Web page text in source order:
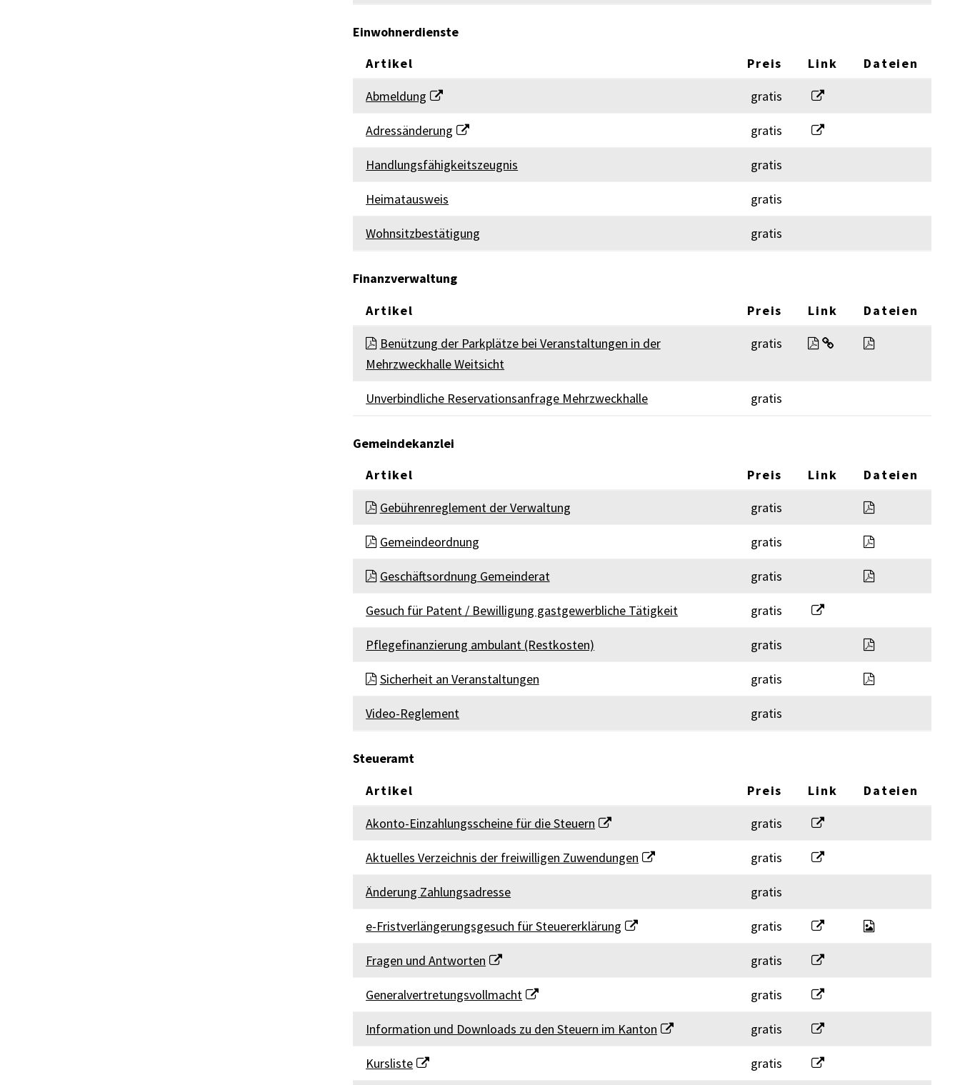
Einwohnerdienste
EINWOHNERDIENSTE
Artikel Preis Link
Dateien
Abmeldung
gratis Abmeldung
Adressänderung gratis Adressänderung
Handlungsfähigkeitszeugnis gratis
Heimatausweis gratis
Wohnsitzbestätigung gratis
Finanzverwaltung
FINANZVERWALTUNG
Artikel Preis Link
Dateien
Benützung der Parkplätze bei Veranstaltungen in der
Mehrzweckhalle Weitsicht
gratis Benützung der
Unverbindliche Reservationsanfrage Mehrzweckhalle gratis
Gemeindekanzlei
GEMEINDEKANZLEI
Artikel Preis Link
Dateien
Gebührenreglement der Verwaltung
gratis
Gemeindeordnung gratis
Geschäftsordnung Gemeinderat gratis
Gesuch für Patent / Bewilligung gastgewerbliche Tätigkeit gratis Gesuch für Patent /
Pflegefinanzierung ambulant (Restkosten) gratis
Sicherheit an Veranstaltungen gratis
Video-Reglement gratis
Steueramt
STEUERAMT
Artikel Preis Link
Dateien
Akonto-Einzahlungsscheine für die Steuern
gratis Akonto-
Aktuelles Verzeichnis der freiwilligen Zuwendungen gratis Aktuelles Verzeichnis der
Änderung Zahlungsadresse gratis
e-Fristverlängerungsgesuch für Steuererklärung gratis e-
Fragen und Antworten gratis Fragen und Antworten
Generalvertretungsvollmacht gratis
Information und Downloads zu den Steuern im Kanton gratis Information und
Kursliste gratis Kursliste